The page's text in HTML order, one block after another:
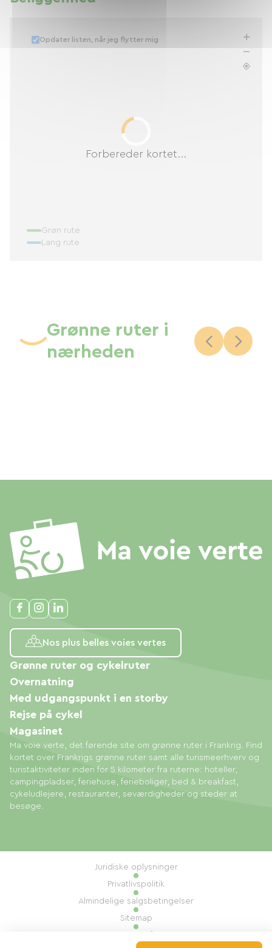
Forbereder kortet...
Opdater listen, når jeg flytter mig
Grøn rute
Lang rute
Grønne ruter i
nærheden
Nos plus belles voies vertes
Ma voie verte, det førende site om grønne ruter i Frankrig. Find
kortet over Frankrigs grønne ruter samt alle turismeerhverv og
turistaktiviteter inden for 5 kilometer fra ruterne: hoteller,
campingpladser, feriehuse, ferieboliger, bed & breakfast,
cykeludlejere, restauranter, seværdigheder og steder at
besøge.
Grønne ruter og cykelruter
Overnatning
Med udgangspunkt i en storby
Rejse på cykel
Magasinet
Juridiske oplysninger
Privatlivspolitik
Almindelige salgsbetingelser
Sitemap